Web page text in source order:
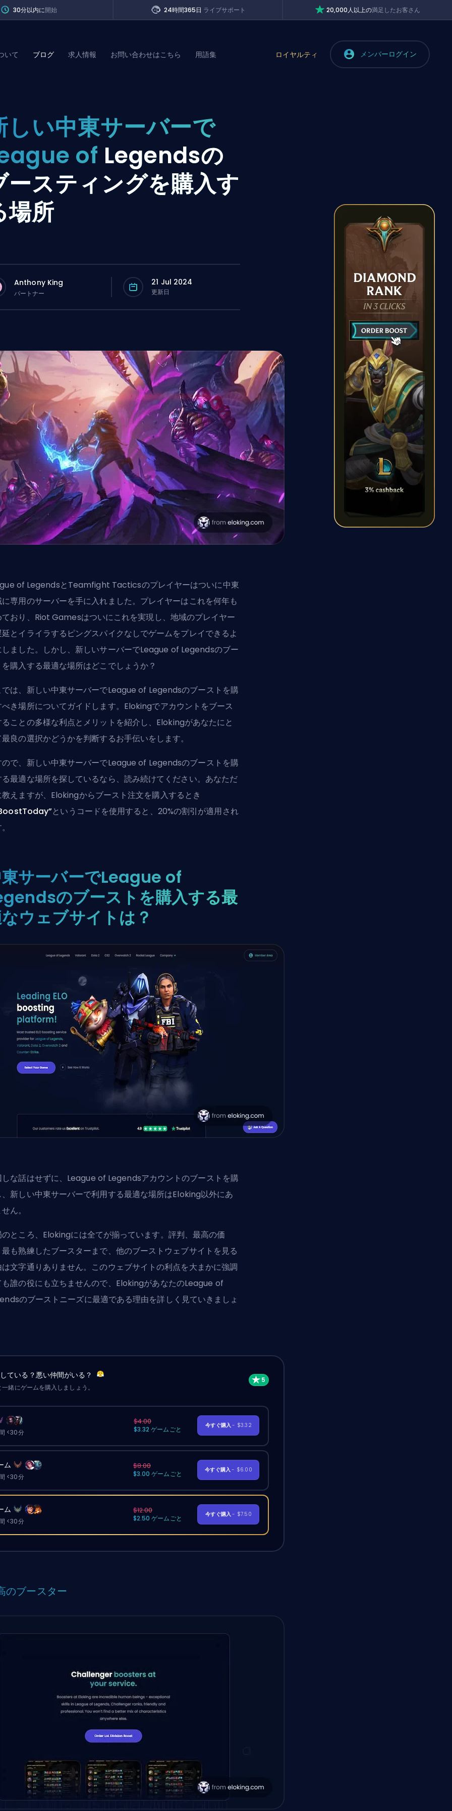
30分以内に開始 24時間365日 ライブサポート 20,000人以上の満足したお客さん
いて ブログ 求人情報 お問い合わせはこちら 用語集 ロイヤルティ メンバーログイン
しい中東サーバーで
of Legendsの
ースティングを購入す
場所
Anthony King
パートナー
21 Jul 2024
更新日
of LegendsとTeamfight Tacticsのプレイヤーはついに中東
専用のサーバーを手に入れました。プレイヤーはこれを何年も
ており、Riot Gamesはついにこれを実現し、地域のプレイヤー
とイライラするピングスパイクなしでゲームをプレイできるよ
しました。しかし、新しいサーバーでLeague of Legendsのブー
購入する最適な場所はどこでしょうか？
では、新しい中東サーバーでLeague of Legendsのブーストを購
き場所についてガイドします。Elokingでアカウントをブース
ことの多様な利点とメリットを紹介し、Elokingがあなたにと
良の選択かどうかを判断するお手伝いをします。
ので、新しい中東サーバーでLeague of Legendsのブーストを購
最適な場所を探しているなら、読み続けてください。あなただ
えますが、Elokingからブースト注文を購入するとき
というコードを使用すると、20%の割引が適用され
サーバーでLeague of
のブーストを購入する最
ウェブサイトは？
しな話はせずに、League of Legendsアカウントのブーストを購
新しい中東サーバーで利用する最適な場所はEloking以外にあ
ん。
ところ、Elokingには全てが揃っています。評判、最高の価
も熟練したブースターまで、他のブーストウェブサイトを見る
文字通りありません。このウェブサイトの利点を大まかに強調
も誰の役にも立ちませんので、ElokingがあなたのLeague of
のブーストニーズに最適である理由を詳しく見ていきましょ
ている？悪い仲間がいる？
緒にゲームを購入しましょう。
<30分
$4.00
$3.32 ゲームごと
今すぐ購入- $3.32
ム
<30分
$8.00
$3.00 ゲームごと
今すぐ購入- $6.00
ム
<30分
$12.00
$2.50 ゲームごと
今すぐ購入- $7.50
のブースター